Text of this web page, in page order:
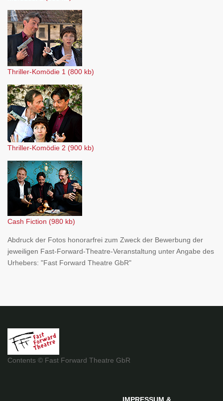
Thriller-Komödie 1 (800 kb)
Thriller-Komödie 2 (900 kb)
Cash Fiction (980 kb)
Abdruck der Fotos honorarfrei zum Zweck der Bewerbung der
jeweiligen Fast-Forward-Theatre-Veranstaltung unter Angabe des
Urhebers: "Fast Forward Theatre GbR"
Contents © Fast Forward Theatre GbR